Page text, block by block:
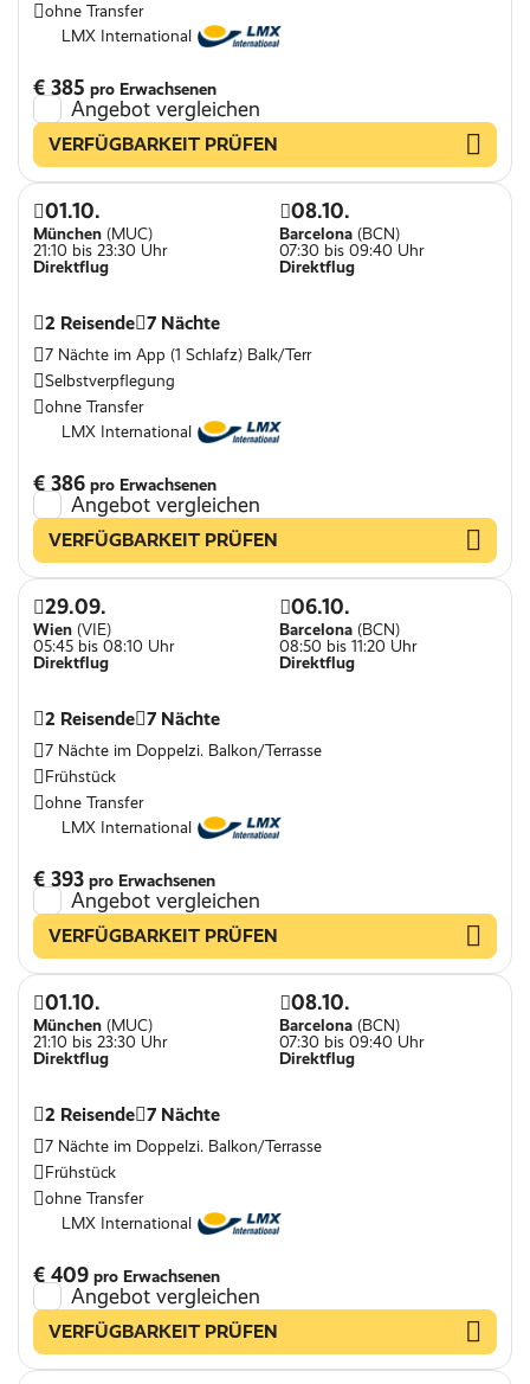
ohne Transfer
LMX International
€ 385 pro Erwachsenen
Angebot vergleichen
VERFÜGBARKEIT PRÜFEN
01.10.
München (MUC)
21:10 bis 23:30 Uhr
Direktflug
08.10.
Barcelona (BCN)
07:30 bis 09:40 Uhr
Direktflug
2 Reisende 7 Nächte
7 Nächte im App (1 Schlafz) Balk/Terr
Selbstverpflegung
ohne Transfer
LMX International
€ 386 pro Erwachsenen
Angebot vergleichen
VERFÜGBARKEIT PRÜFEN
29.09.
Wien (VIE)
05:45 bis 08:10 Uhr
Direktflug
06.10.
Barcelona (BCN)
08:50 bis 11:20 Uhr
Direktflug
2 Reisende 7 Nächte
7 Nächte im Doppelzi. Balkon/Terrasse
Frühstück
ohne Transfer
LMX International
€ 393 pro Erwachsenen
Angebot vergleichen
VERFÜGBARKEIT PRÜFEN
01.10.
München (MUC)
21:10 bis 23:30 Uhr
Direktflug
08.10.
Barcelona (BCN)
07:30 bis 09:40 Uhr
Direktflug
2 Reisende 7 Nächte
7 Nächte im Doppelzi. Balkon/Terrasse
Frühstück
ohne Transfer
LMX International
€ 409 pro Erwachsenen
Angebot vergleichen
VERFÜGBARKEIT PRÜFEN